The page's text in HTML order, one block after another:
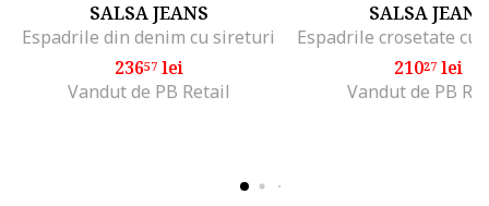
SALSA JEANS
Espadrile din denim cu sireturi
23657lei
Vandut de PB Retail
SALSA JEANS
21027lei
Vandut de PB